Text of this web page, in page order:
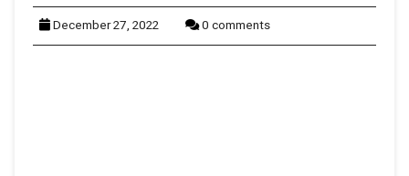
December 27, 2022 0 comments